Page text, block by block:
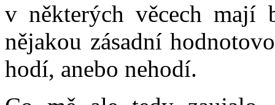
v některých věcech mají
nějakou zásadní
hodí, anebo nehodí.